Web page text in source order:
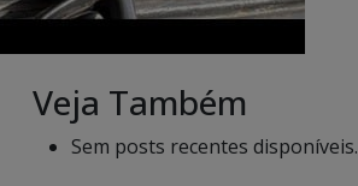
Veja Também
Sem posts recentes disponíveis.